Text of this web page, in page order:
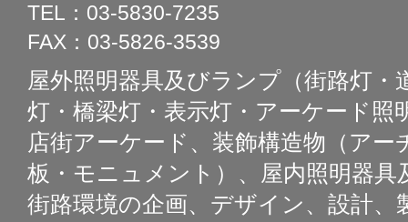
TEL：03-5830-7235
FAX：03-5826-3539
屋外照明器具及びランプ（街路灯・
灯・橋梁灯・表示灯・アーケード照
店街アーケード、装飾構造物（アー
板・モニュメント）、屋内照明器具
街路環境の企画、デザイン、設計、